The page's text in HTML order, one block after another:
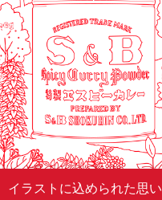
イラストに込められた思い